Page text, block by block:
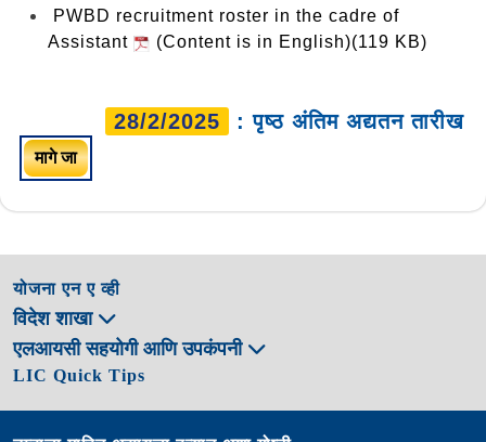
PWBD recruitment roster in the cadre of
Assistant
(Content is in English)(119 KB)
28/2/2025 : पृष्ठ अंतिम अद्यतन तारीख
मागे जा
योजना एन ए व्ही
विदेश शाखा
एलआयसी सहयोगी आणि उपकंपनी
LIC Quick Tips